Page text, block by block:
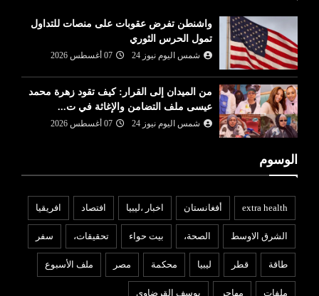
واشنطن تفرض عقوبات على منصات للتداول
تمول الحرس الثوري
شمس اليوم نيوز 24 07 أغسطس 2026
من الميدان إلى القرار: كيف تقود زهرة محمد
عيسى ملف التضامن والإغاثة في ت...
شمس اليوم نيوز 24 07 أغسطس 2026
الوسوم
extra health أفغانستان اخبار ،ليبيا افتصاد افريقيا
الشرق الاوسط الصحة، بيت حواء تحقيقات، سفر
طاقة قطر ليبيا محكمة مصر ملف الأسبوع
ملفات مهاجر يوسف القرضاوي